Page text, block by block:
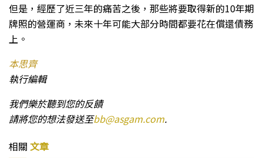
但是，經歷了近三年的痛苦之後，那些將要取得新的10年期
牌照的營運商，未來十年可能大部分時間都要花在償還債務
上。
本思齊
執行編輯
我們樂於聽到您的反饋
請將您的想法發送至bb@asgam.com.
相關 文章